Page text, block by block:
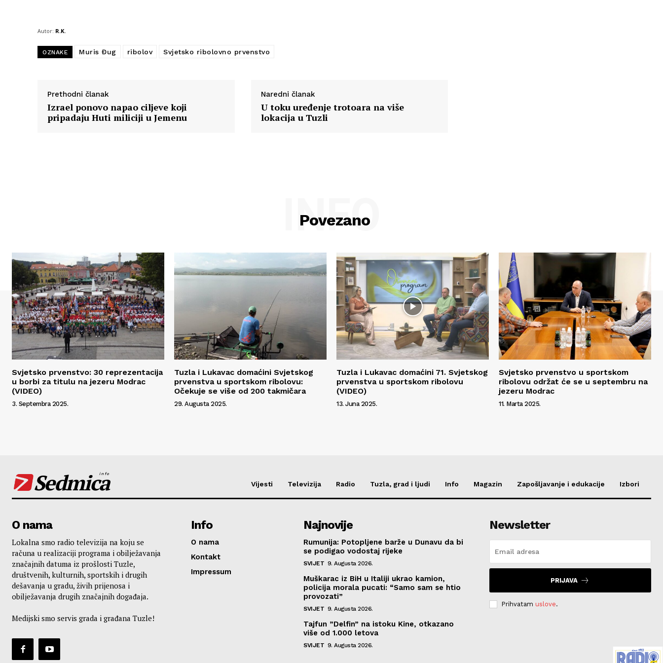
Autor: R.K.
OZNAKE Muris Đug ribolov Svjetsko ribolovno prvenstvo
Prethodni članak
Izrael ponovo napao ciljeve koji
pripadaju Huti miliciji u Jemenu
Naredni članak
U toku uređenje trotoara na više
lokacija u Tuzli
Povezano
INFO
Svjetsko prvenstvo: 30 reprezentacija
u borbi za titulu na jezeru Modrac
(VIDEO)
3. Septembra 2025.
Tuzla i Lukavac domaćini Svjetskog
prvenstva u sportskom ribolovu:
Očekuje se više od 200 takmičara
29. Augusta 2025.
Tuzla i Lukavac domaćini 71. Svjetskog
prvenstva u sportskom ribolovu
(VIDEO)
13. Juna 2025.
Svjetsko prvenstvo u sportskom
ribolovu održat će se u septembru na
jezeru Modrac
11. Marta 2025.
Sedmica
info
Vijesti Televizija Radio Tuzla, grad i ljudi Info Magazin Zapošljavanje i edukacije Izbori
O nama
Lokalna smo radio televizija na koju se
računa u realizaciji programa i obilježavanja
značajnih datuma iz prošlosti Tuzle,
društvenih, kulturnih, sportskih i drugih
dešavanja u gradu, živih prijenosa i
obilježavanja drugih značajnih događaja.
Medijski smo servis grada i građana Tuzle!
Info
O nama
Kontakt
Impressum
Najnovije
Rumunija: Potopljene barže u Dunavu da bi
se podigao vodostaj rijeke
SVIJET 9. Augusta 2026.
Muškarac iz BiH u Italiji ukrao kamion,
policija morala pucati: “Samo sam se htio
provozati”
SVIJET 9. Augusta 2026.
Tajfun ”Delfin” na istoku Kine, otkazano
više od 1.000 letova
SVIJET 9. Augusta 2026.
Newsletter
PRIJAVA
Prihvatam uslove.